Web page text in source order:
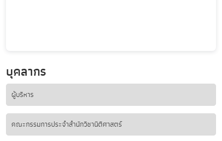
บุคลากร
ผู้บริหาร
คณะกรรมการประจำสำนักวิชานิติศาสตร์